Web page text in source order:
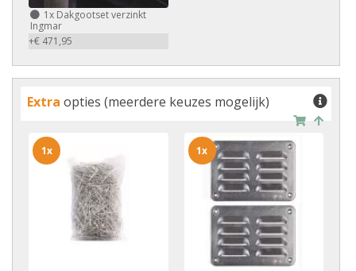
1x Dakgootset verzinkt
Ingmar
+€ 471,95
Extra opties (meerdere keuzes mogelijk)
1x 1x